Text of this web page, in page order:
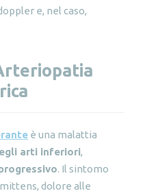
e, nel caso,
è una malattia
arti inferiori,
. Il sintomo
dolore alle